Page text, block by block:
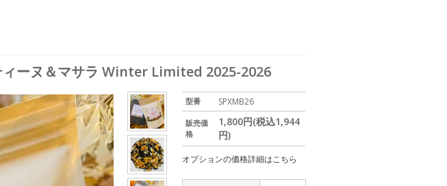
ーヌ＆マサラ Winter Limited 2025-2026
型番 SPXMB26
販売価
格
1,800円(税込1,944
円)
オプションの価格詳細はこちら